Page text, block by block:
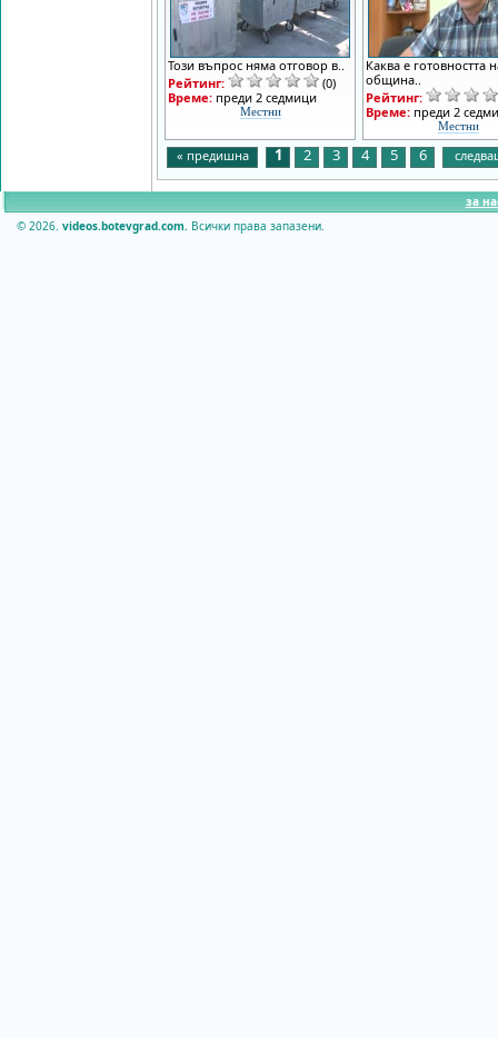
Този въпрос няма отговор в..
Рейтинг:
(0)
Време: преди 2 седмици
Местни
Каква е готовността
община..
Рейтинг:
Време: преди 2
Местни
« предишна 1 2 3 4 5 6
за
© 2026. videos.botevgrad.com. Всички права запазени.